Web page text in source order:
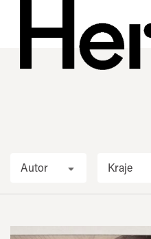
Autor Kraje